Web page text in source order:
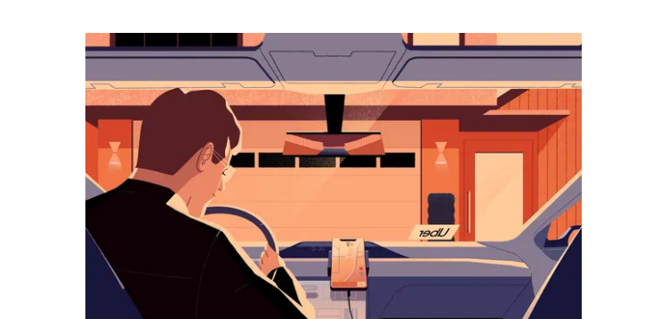
выбрать
дату.
закрыть
календарь,
нажмите
Esc.